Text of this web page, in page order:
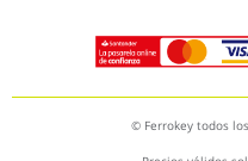
© Ferrokey todos